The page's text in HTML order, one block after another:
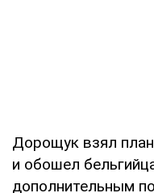
Дорощук взял
и обошел
дополнительным